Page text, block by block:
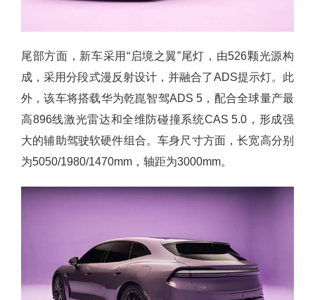
尾部方面，新车采用“启境之翼”尾灯，由526颗光源构
成，采用分段式漫反射设计，并融合了ADS提示灯。此
外，该车将搭载华为乾崑智驾ADS 5，配合全球量产最
高896线激光雷达和全维防碰撞系统CAS 5.0，形成强
大的辅助驾驶软硬件组合。车身尺寸方面，长宽高分别
为5050/1980/1470mm，轴距为3000mm。